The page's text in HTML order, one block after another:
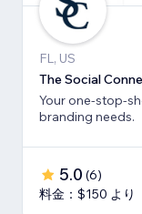
FL, US
The Social
Your one-stop-
branding needs.
5.0 (6)
料金：$150 より